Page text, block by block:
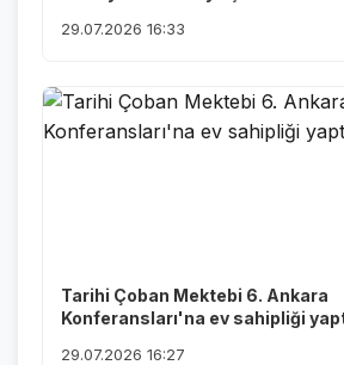
29.07.2026 16:33
Tarihi Çoban Mektebi 6. Ankara
Konferansları'na ev sahipliği
29.07.2026 16:27